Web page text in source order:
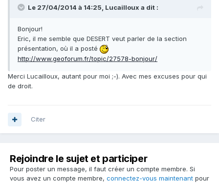
Le 27/04/2014 à 14:25, Lucailloux a dit :
Bonjour!
Eric, il me semble que DESERT veut parler de la section
présentation, où il a posté
http://www.geoforum.fr/topic/27578-bonjour/
Merci Lucailloux, autant pour moi ;-). Avec mes excuses pour qui
de droit.
Citer
Rejoindre le sujet et participer
Pour poster un message, il faut créer un compte membre. Si
vous avez un compte membre, connectez-vous maintenant pour